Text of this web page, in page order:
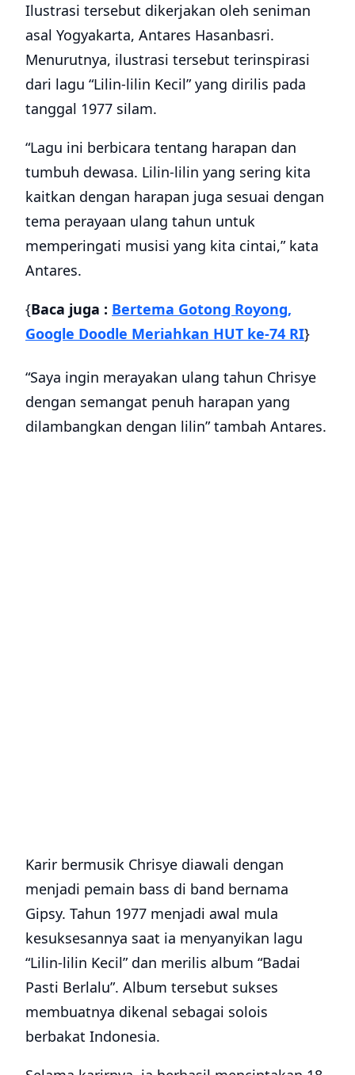
Ilustrasi tersebut dikerjakan oleh seniman
asal Yogyakarta, Antares Hasanbasri.
Menurutnya, ilustrasi tersebut terinspirasi
dari lagu “Lilin-lilin Kecil” yang dirilis pada
tanggal 1977 silam.
“Lagu ini berbicara tentang harapan dan
tumbuh dewasa. Lilin-lilin yang sering kita
kaitkan dengan harapan juga sesuai dengan
tema perayaan ulang tahun untuk
memperingati musisi yang kita cintai,” kata
Antares.
{Baca juga : Bertema Gotong Royong,
Google Doodle Meriahkan HUT ke-74 RI}
“Saya ingin merayakan ulang tahun Chrisye
dengan semangat penuh harapan yang
dilambangkan dengan lilin” tambah Antares.
Karir bermusik Chrisye diawali dengan
menjadi pemain bass di band bernama
Gipsy. Tahun 1977 menjadi awal mula
kesuksesannya saat ia menyanyikan lagu
“Lilin-lilin Kecil” dan merilis album “Badai
Pasti Berlalu”. Album tersebut sukses
membuatnya dikenal sebagai solois
berbakat Indonesia.